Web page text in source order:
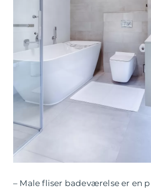
– Male fliser badeværelse er en